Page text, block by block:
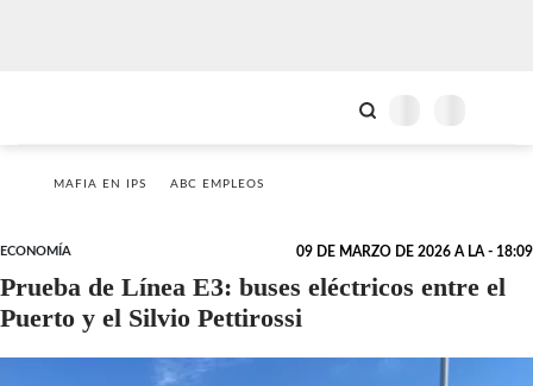
MAFIA EN IPS ABC EMPLEOS
ECONOMÍA 09 DE MARZO DE 2026 A LA - 18:09
Prueba de Línea E3: buses eléctricos entre el
Puerto y el Silvio Pettirossi